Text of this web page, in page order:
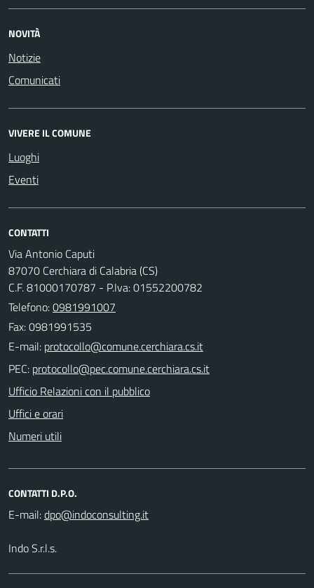
NOVITÀ
Notizie
Comunicati
VIVERE IL COMUNE
Luoghi
Eventi
CONTATTI
Via Antonio Caputi
87070 Cerchiara di Calabria (CS)
C.F. 81000170787 - P.Iva: 01552200782
Telefono:0981991007
Fax: 0981991535
E-mail:
PEC:
Ufficio Relazioni con il pubblico
Uffici e orari
Numeri utili
CONTATTI D.P.O.
E-mail:
Indo S.r.l.s.